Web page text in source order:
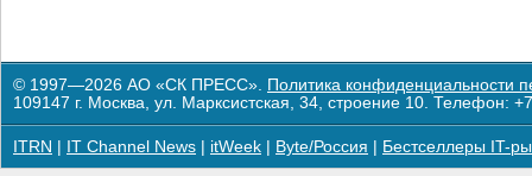
© 1997—2026 АО «СК ПРЕСС». Политика конфиденциальности
109147 г. Москва, ул. Марксистская, 34, строение 10. Телефон:
ITRN IT Channel News itWeek Byte/Россия Бестселлеры IT-